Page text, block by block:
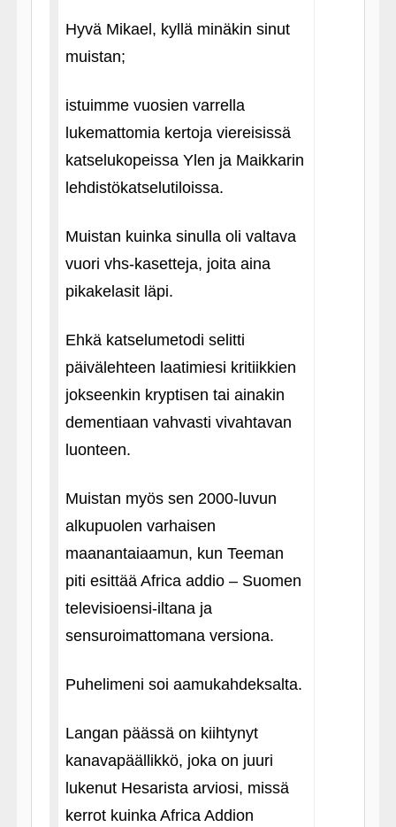
Hyvä Mikael, kyllä minäkin sinut
muistan;
istuimme vuosien varrella
lukemattomia kertoja viereisissä
katselukopeissa Ylen ja Maikkarin
lehdistökatselutiloissa.
Muistan kuinka sinulla oli valtava
vuori vhs-kasetteja, joita aina
pikakelasit läpi.
Ehkä katselumetodi selitti
päivälehteen laatimiesi kritiikkien
jokseenkin kryptisen tai ainakin
dementiaan vahvasti vivahtavan
luonteen.
Muistan myös sen 2000-luvun
alkupuolen varhaisen
maanantaiaamun, kun Teeman
piti esittää Africa addio – Suomen
televisioensi-iltana ja
sensuroimattomana versiona.
Puhelimeni soi aamukahdeksalta.
Langan päässä on kiihtynyt
kanavapäällikkö, joka on juuri
lukenut Hesarista arviosi, missä
kerrot kuinka Africa Addion